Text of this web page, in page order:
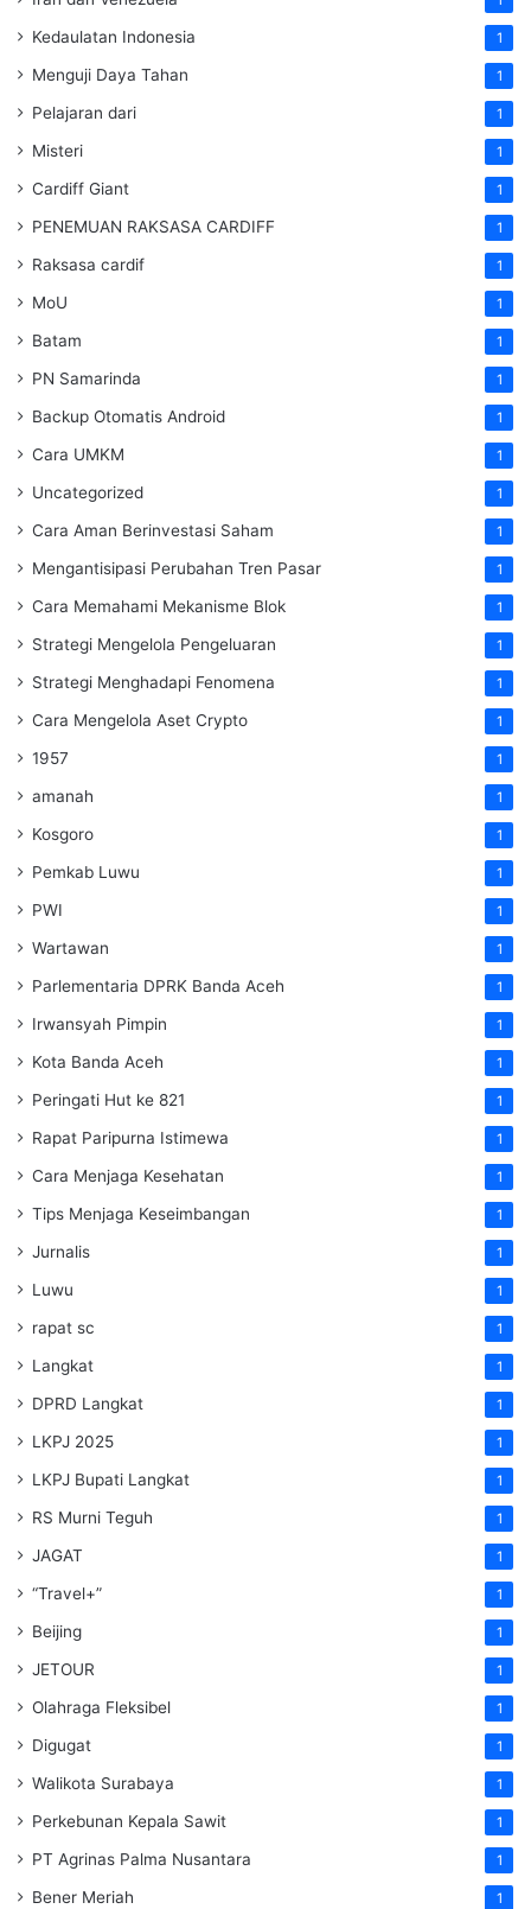
Kedaulatan Indonesia 1
Menguji Daya Tahan 1
Pelajaran dari 1
Misteri 1
Cardiff Giant 1
PENEMUAN RAKSASA CARDIFF 1
Raksasa cardif 1
MoU 1
Batam 1
PN Samarinda 1
Backup Otomatis Android 1
Cara UMKM 1
Uncategorized 1
Cara Aman Berinvestasi Saham 1
Mengantisipasi Perubahan Tren Pasar 1
Cara Memahami Mekanisme Blok 1
Strategi Mengelola Pengeluaran 1
Strategi Menghadapi Fenomena 1
Cara Mengelola Aset Crypto 1
1957 1
amanah 1
Kosgoro 1
Pemkab Luwu 1
PWI 1
Wartawan 1
Parlementaria DPRK Banda Aceh 1
Irwansyah Pimpin 1
Kota Banda Aceh 1
Peringati Hut ke 821 1
Rapat Paripurna Istimewa 1
Cara Menjaga Kesehatan 1
Tips Menjaga Keseimbangan 1
Jurnalis 1
Luwu 1
rapat sc 1
Langkat 1
DPRD Langkat 1
LKPJ 2025 1
LKPJ Bupati Langkat 1
RS Murni Teguh 1
JAGAT 1
“Travel+” 1
Beijing 1
JETOUR 1
Olahraga Fleksibel 1
Digugat 1
Walikota Surabaya 1
Perkebunan Kepala Sawit 1
PT Agrinas Palma Nusantara 1
Bener Meriah 1